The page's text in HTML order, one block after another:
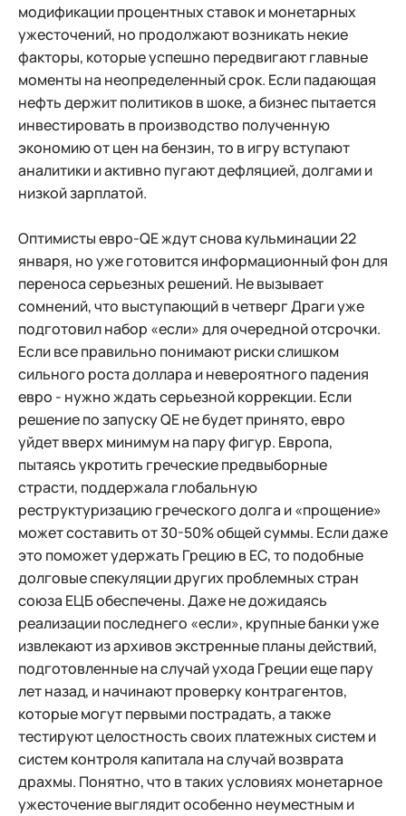
модификации процентных ставок и монетарных
ужесточений, но продолжают возникать некие
факторы, которые успешно передвигают главные
моменты на неопределенный срок. Если падающая
нефть держит политиков в шоке, а бизнес пытается
инвестировать в производство полученную
экономию от цен на бензин, то в игру вступают
аналитики и активно пугают дефляцией, долгами и
низкой зарплатой.
Оптимисты евро-QE ждут снова кульминации 22
января, но уже готовится информационный фон для
переноса серьезных решений. Не вызывает
сомнений, что выступающий в четверг Драги уже
подготовил набор «если» для очередной отсрочки.
Если все правильно понимают риски слишком
сильного роста доллара и невероятного падения
евро - нужно ждать серьезной коррекции. Если
решение по запуску QE не будет принято, евро
уйдет вверх минимум на пару фигур. Европа,
пытаясь укротить греческие предвыборные
страсти, поддержала глобальную
реструктуризацию греческого долга и «прощение»
может составить от 30-50% общей суммы. Если даже
это поможет удержать Грецию в ЕС, то подобные
долговые спекуляции других проблемных стран
союза ЕЦБ обеспечены. Даже не дожидаясь
реализации последнего «если», крупные банки уже
извлекают из архивов экстренные планы действий,
подготовленные на случай ухода Греции еще пару
лет назад, и начинают проверку контрагентов,
которые могут первыми пострадать, а также
тестируют целостность своих платежных систем и
систем контроля капитала на случай возврата
драхмы. Понятно, что в таких условиях монетарное
ужесточение выглядит особенно неуместным и